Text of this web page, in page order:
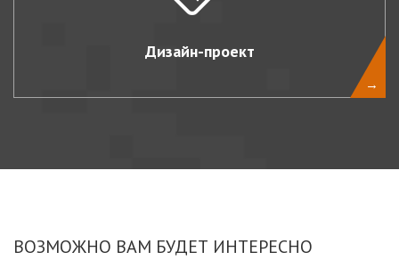
Дизайн-проект
→
ВОЗМОЖНО ВАМ БУДЕТ ИНТЕРЕСНО